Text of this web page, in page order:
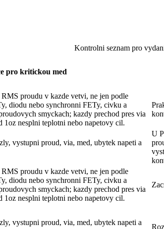
Kontrolni seznam pro
pro kritickou med
proudu v kazde vetvi, ne jen podle
diodu nebo synchronni FETy, civku a
smyckach; kazdy prechod pres via
1oz nesplni teplotni nebo napetovy cil.
vystupni proud, via, med, ubytek napeti a
U
proudu v kazde vetvi, ne jen podle
diodu nebo synchronni FETy, civku a
smyckach; kazdy prechod pres via
1oz nesplni teplotni nebo napetovy cil.
vystupni proud, via, med, ubytek napeti a